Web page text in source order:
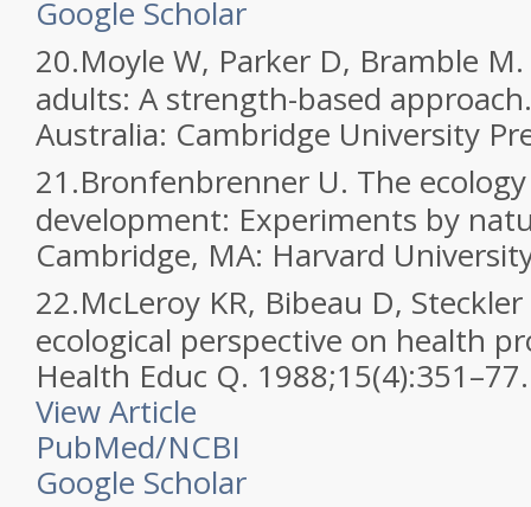
Google Scholar
20.Moyle W, Parker D, Bramble
adults: A strength-based
Australia: Cambridge University
21.Bronfenbrenner U. The
development: Experiments by
Cambridge, MA: Harvard
22.McLeroy KR, Bibeau D,
ecological perspective on health
Health Educ Q.
View Article
PubMed/NCBI
Google Scholar